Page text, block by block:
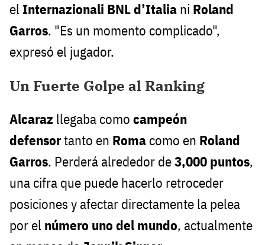
el Internazionali BNL d’Italia ni Roland
Garros. "Es un momento complicado",
expresó el jugador.
Un Fuerte Golpe al Ranking
Alcaraz llegaba como campeón
defensortanto en Roma como en Roland
Garros. Perderá alrededor de3,000 puntos,
una cifra que puede hacerlo retroceder
posiciones y afectar directamente la pelea
por el número uno del mundo, actualmente